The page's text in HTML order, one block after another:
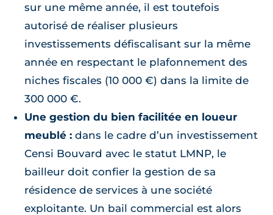
sur une même année, il est toutefois
autorisé de réaliser plusieurs
investissements défiscalisant sur la même
année en respectant le plafonnement des
niches fiscales (10 000 €) dans la limite de
300 000 €.
Une gestion du bien facilitée en loueur
meublé : dans le cadre d’un investissement
Censi Bouvard avec le statut LMNP, le
bailleur doit confier la gestion de sa
résidence de services à une société
exploitante. Un bail commercial est alors